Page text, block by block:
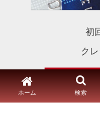
初
ク
カタロ
初回契約金の支払い
ホーム 検索